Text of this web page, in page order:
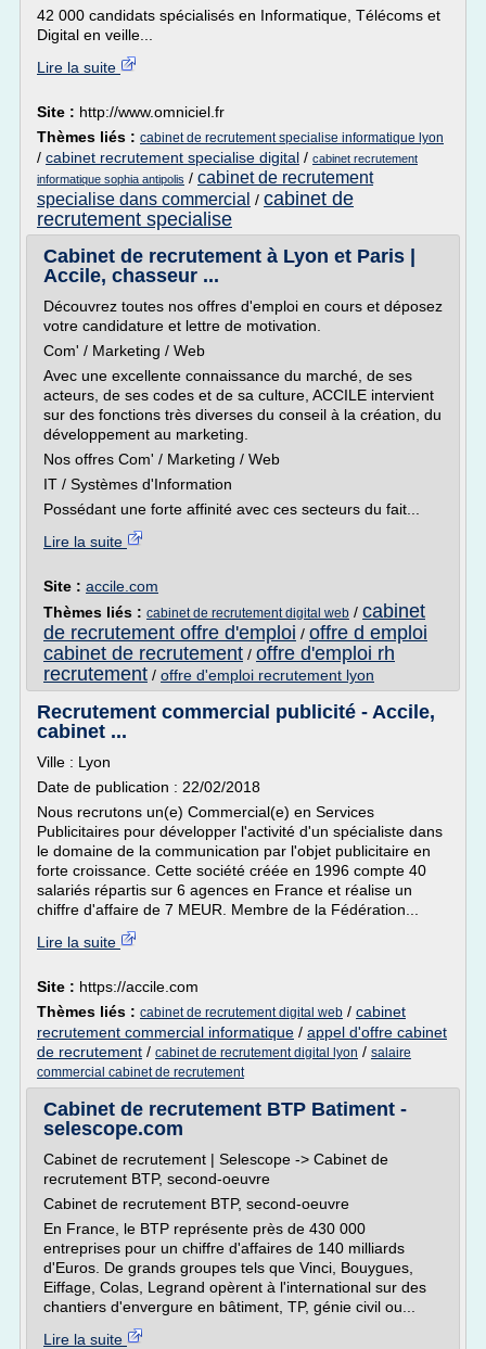
42 000 candidats spécialisés en Informatique, Télécoms et
Digital en veille...
Lire la suite
Site : http://www.omniciel.fr
Thèmes liés : cabinet de recrutement specialise informatique lyon
/ cabinet recrutement specialise digital / cabinet recrutement
informatique sophia antipolis / cabinet de recrutement
specialise dans commercial / cabinet de
recrutement specialise
Cabinet de recrutement à Lyon et Paris |
Accile, chasseur ...
Découvrez toutes nos offres d'emploi en cours et déposez
votre candidature et lettre de motivation.
Com' / Marketing / Web
Avec une excellente connaissance du marché, de ses
acteurs, de ses codes et de sa culture, ACCILE intervient
sur des fonctions très diverses du conseil à la création, du
développement au marketing.
Nos offres Com' / Marketing / Web
IT / Systèmes d'Information
Possédant une forte affinité avec ces secteurs du fait...
Lire la suite
Site : accile.com
Thèmes liés : cabinet de recrutement digital web / cabinet
de recrutement offre d'emploi / offre d emploi
cabinet de recrutement / offre d'emploi rh
recrutement / offre d'emploi recrutement lyon
Recrutement commercial publicité - Accile,
cabinet ...
Ville : Lyon
Date de publication : 22/02/2018
Nous recrutons un(e) Commercial(e) en Services
Publicitaires pour développer l'activité d'un spécialiste dans
le domaine de la communication par l'objet publicitaire en
forte croissance. Cette société créée en 1996 compte 40
salariés répartis sur 6 agences en France et réalise un
chiffre d'affaire de 7 MEUR. Membre de la Fédération...
Lire la suite
Site : https://accile.com
Thèmes liés : cabinet de recrutement digital web / cabinet
recrutement commercial informatique / appel d'offre cabinet
de recrutement / cabinet de recrutement digital lyon / salaire
commercial cabinet de recrutement
Cabinet de recrutement BTP Batiment -
selescope.com
Cabinet de recrutement | Selescope -> Cabinet de
recrutement BTP, second-oeuvre
Cabinet de recrutement BTP, second-oeuvre
En France, le BTP représente près de 430 000
entreprises pour un chiffre d'affaires de 140 milliards
d'Euros. De grands groupes tels que Vinci, Bouygues,
Eiffage, Colas, Legrand opèrent à l'international sur des
chantiers d'envergure en bâtiment, TP, génie civil ou...
Lire la suite